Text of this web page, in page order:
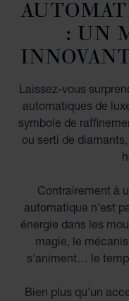
: UN
Laissez-vous
automatiques de
symbole de
ou serti de
Contrairement à
automatique n’est
énergie dans les
magie, le
s’animent… le
Bien plus qu’un